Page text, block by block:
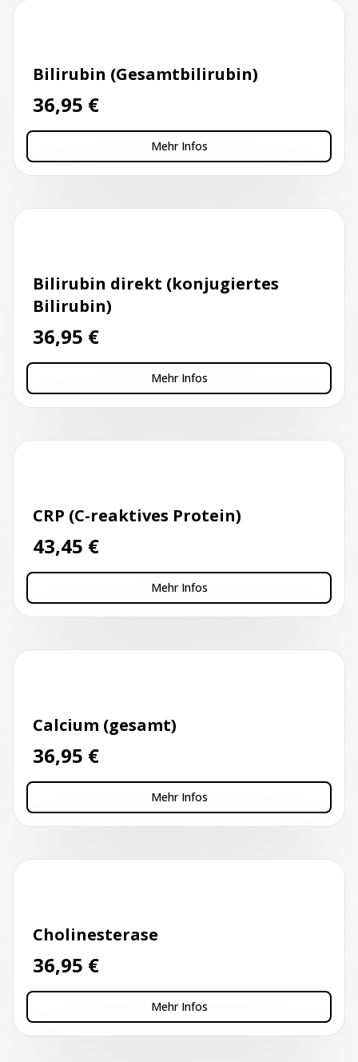
Bilirubin (Gesamtbilirubin)
36,95 €
Mehr Infos
Bilirubin direkt (konjugiertes
Bilirubin)
36,95 €
Mehr Infos
CRP (C-reaktives Protein)
43,45 €
Mehr Infos
Calcium (gesamt)
36,95 €
Mehr Infos
Cholinesterase
36,95 €
Mehr Infos